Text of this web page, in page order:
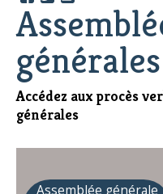
générales
Accédez aux procès
générales